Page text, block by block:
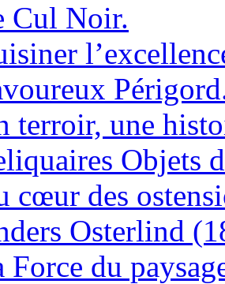
Cul Noir.
terroir, une
Objets
cœur des
Osterlind
Force du